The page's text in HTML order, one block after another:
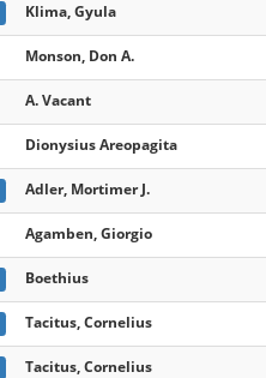
Klima, Gyula
Monson, Don A.
A. Vacant
Dionysius Areopagita
Adler, Mortimer J.
Agamben, Giorgio
Boethius
Tacitus, Cornelius
Tacitus, Cornelius